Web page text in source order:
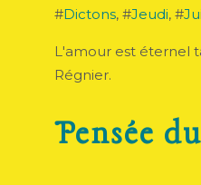
#Dictons, #Jeudi, #
L'amour est éternel
Régnier.
Pensée